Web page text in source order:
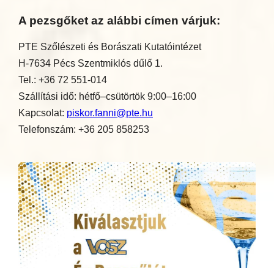
A pezsgőket az alábbi címen várjuk:
PTE Szőlészeti és Borászati Kutatóintézet
H-7634 Pécs Szentmiklós dűlő 1.
Tel.: +36 72 551-014
Szállítási idő: hétfő–csütörtök 9:00–16:00
Kapcsolat: piskor.fanni@pte.hu
Telefonszám: +36 205 858253